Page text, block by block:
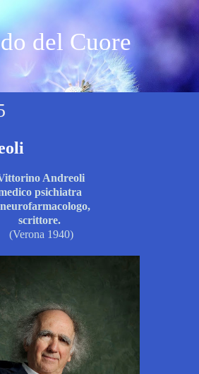
del Cuore
Andreoli
psichiatra
scrittore.
(Verona 1940)